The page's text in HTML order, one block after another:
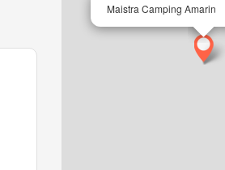
Maistra Camping Amarin